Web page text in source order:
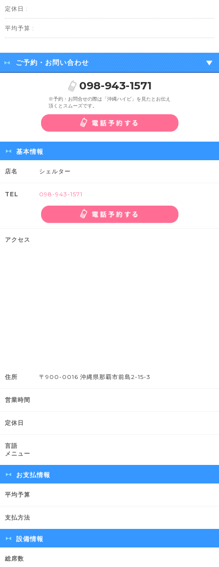
定休日 :
平均予算 :
ご予約・お問い合わせ
098-943-1571
※予約・お問合せの際は「沖縄ハイビ」を見たとお伝え
頂くとスムーズです。
基本情報
店名 シェルター
TEL 098-943-1571
アクセス
住所 〒900-0016 沖縄県那覇市前島2-15-3
営業時間
定休日
言語
メニュー
お支払情報
平均予算
支払方法
設備情報
総席数